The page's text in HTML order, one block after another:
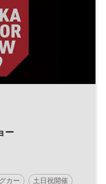
ー
カー 土日祝開催